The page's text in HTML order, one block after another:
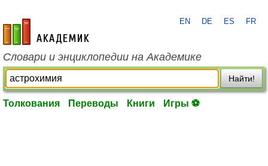
academic.ru
EN DE ES FR
Словари и энциклопедии на Академике
Найти!
Толкования Переводы Книги Игры ⚽